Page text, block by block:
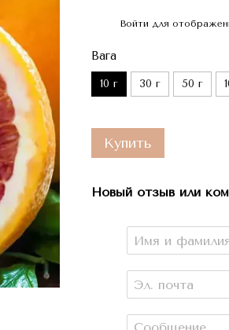
Войти для
Вага
10 г 30 г 50 г
Купить
Новый отзыв или